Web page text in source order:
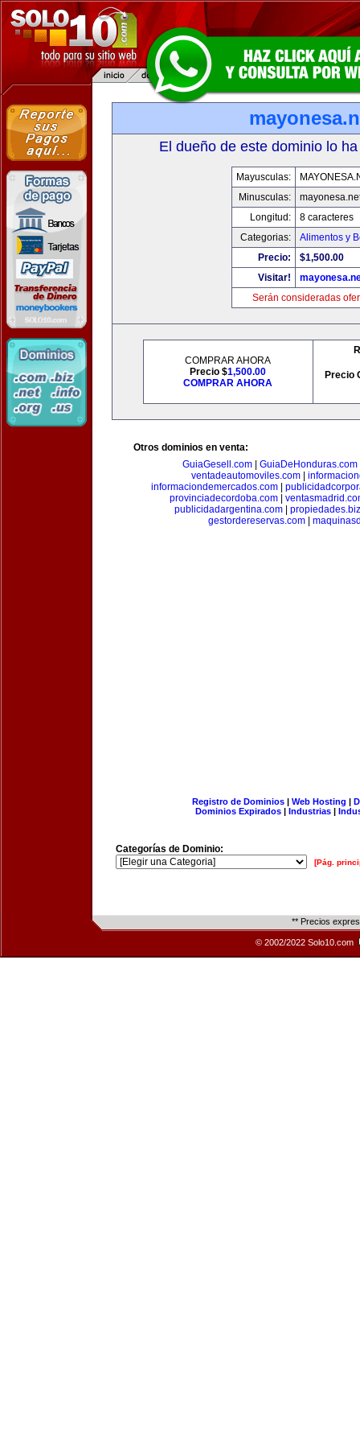
El dueño de este dominio lo
Mayusculas:
Minusculas:
Longitud:
8 caracteres
Categorias:
Alimentos y
Precio:
$1,500.00
Visitar!
Serán consideradas
COMPRAR AHORA
Precio $1,500.00
COMPRAR AHORA
Precio
Otros dominios en venta:
GuiaGesell.com
GuiaDeHonduras.com
ventadeautomoviles.com|
informaciondemercados.com|
provinciadecordoba.com
publicidadargentina.com| propiedades.biz
gestordereservas.com
Registro de Dominios| Web Hosting |
Dominios Expirados | Industrias |
Categorías de Dominio:
[Pág.
** Precios
© 2002/2022 Solo10.com